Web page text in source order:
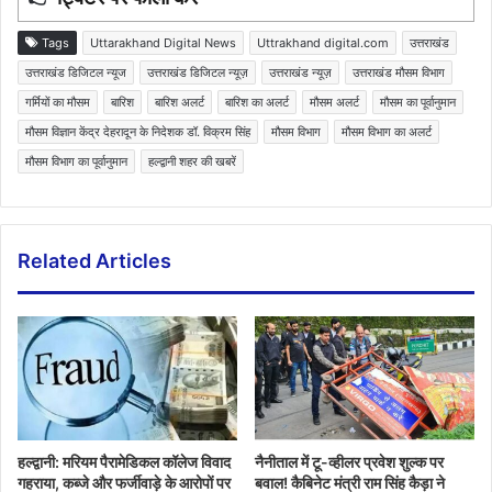
Tags Uttarakhand Digital News Uttrakhand digital.com
उत्तराखंड
उत्तराखंड डिजिटल न्यूज
उत्तराखंड डिजिटल न्यूज़ उत्तराखंड न्यूज़
उत्तराखंड मौसम विभाग
गर्मियों का मौसम
बारिश बारिश अलर्ट बारिश का अलर्ट मौसम अलर्ट
मौसम का पूर्वानुमान
मौसम विज्ञान केंद्र देहरादून के निदेशक डॉ. विक्रम सिंह
मौसम विभाग
मौसम विभाग का अलर्ट
मौसम विभाग का पूर्वानुमान
हल्द्वानी शहर की खबरें
Related Articles
हल्द्वानी: मरियम पैरामेडिकल कॉलेज विवाद
गहराया, कब्जे और फर्जीवाड़े के आरोपों पर
नैनीताल में टू-व्हीलर प्रवेश शुल्क पर
बवाल! कैबिनेट मंत्री राम सिंह कैड़ा ने